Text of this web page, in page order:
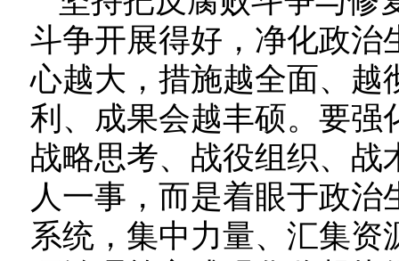
斗争开展得好，净化政治
心越大，措施越全面、越
利、成果会越丰硕。要强
战略思考、战役组织、战
人一事，而是着眼于政
系统，集中力量、汇集